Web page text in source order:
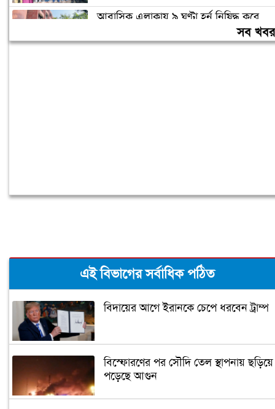
আবাসিক এলাকায় ৯ ঘণ্টা হর্ন নিষিদ্ধ করে
সব
এই বিভাগের সর্বাধিক পঠিত
বিদায়ের আগে ইরানকে চেপে ধরবেন ট্রাম্প
বিস্ফোরণের পর সৌদি তেল স্থাপনায় ছড়িয়ে
পড়েছে আগুন